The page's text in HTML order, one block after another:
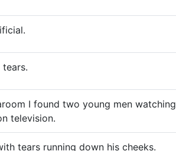
I found two young men watching
television.
tears running down his cheeks.